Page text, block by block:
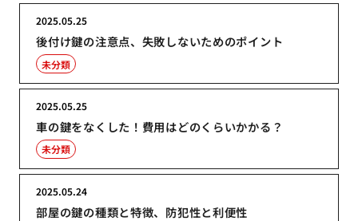
後付け鍵の注意点、失敗しないためのポイント
2025.05.25
未分類
車の鍵をなくした！費用はどのくらいかかる？
2025.05.25
未分類
部屋の鍵の種類と特徴、防犯性と利便性
2025.05.24